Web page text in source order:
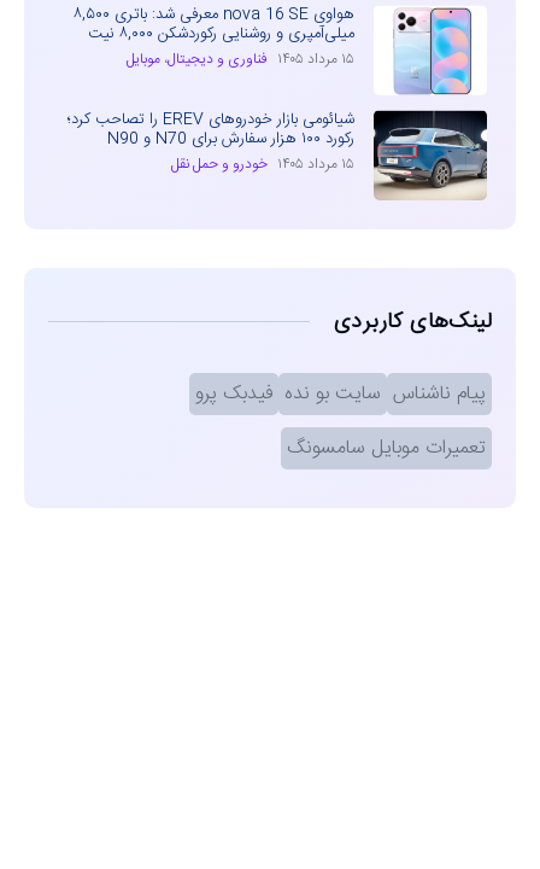
هواوی nova 16 SE معرفی شد: باتری ۸,۵۰۰
میلی‌آمپری و روشنایی رکوردشکن ۸,۰۰۰ نیت
۱۵ مرداد ۱۴۰۵ فناوری و دیجیتال، موبایل
شیائومی بازار خودروهای EREV را تصاحب کرد؛
رکورد ۱۰۰ هزار سفارش برای N70 و N90
۱۵ مرداد ۱۴۰۵ خودرو و حمل نقل
لینک‌های کاربردی
پیام ناشناس سایت بو نده فیدبک پرو
تعمیرات موبایل سامسونگ